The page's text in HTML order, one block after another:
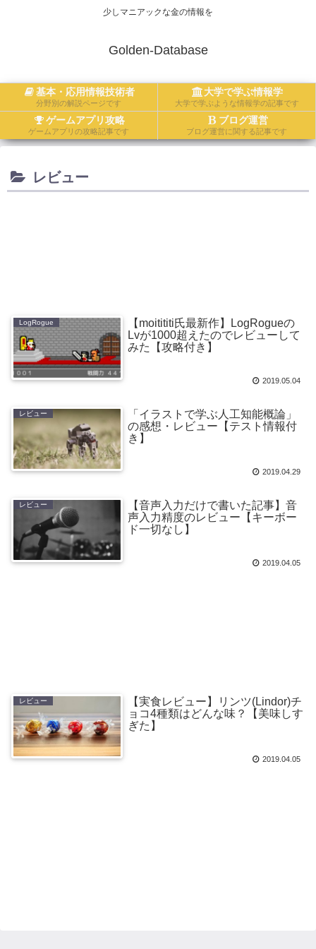
少しマニアックな金の情報を
Golden-Database
基本・応用情報技術者
分野別の解説ページです
大学で学ぶ情報学
大学で学ぶような情報学の記事です
ゲームアプリ攻略
ゲームアプリの攻略記事です
ブログ運営
ブログ運営に関する記事です
レビュー
LogRogue
【moitititi氏最新作】LogRogueの
Lvが1000超えたのでレビューして
みた【攻略付き】
2019.05.04
レビュー
「イラストで学ぶ人工知能概論」
の感想・レビュー【テスト情報付
き】
2019.04.29
レビュー
【音声入力だけで書いた記事】音
声入力精度のレビュー【キーボー
ド一切なし】
2019.04.05
レビュー
【実食レビュー】リンツ(Lindor)チ
ョコ4種類はどんな味？【美味しす
ぎた】
2019.04.05